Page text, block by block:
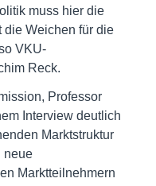
muss hier die
die Weichen für die
VKU-
Reck.
Professor
Interview deutlich
Marktstruktur
neue
Marktteilnehmern